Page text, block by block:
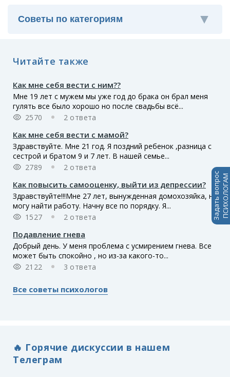
Читайте также
Как мне себя вести с ним??
Мне 19 лет с мужем мы уже год до брака он брал меня
гулять все было хорошо но после свадьбы всё...
2570
2 ответа
Как мне себя вести с мамой?
Здравствуйте. Мне 21 год. Я поздний ребенок ,разница с
сестрой и братом 9 и 7 лет. В нашей семье...
2789
2 ответа
Как повысить самооценку, выйти из депрессии?
Здравствуйте!!!Мне 27 лет, вынужденная домохозяйка, не
могу найти работу. Начну все по порядку. Я...
1527
2 ответа
Подавление гнева
Добрый день. У меня проблема с усмирением гнева. Все
может быть спокойно , но из-за какого-то...
2122
3 ответа
Все советы психологов
🔥 Горячие дискуссии в нашем
Телеграм
Задать вопросПСИХОЛОГАМ